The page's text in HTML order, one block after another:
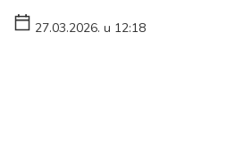
27.03.2026. u 12:18